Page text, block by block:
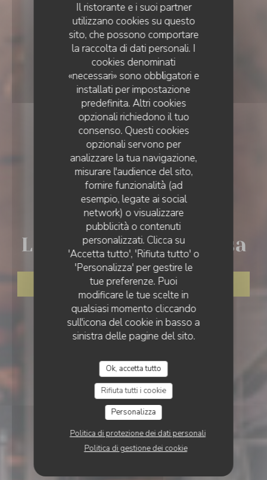
Il ristorante e i suoi partner
utilizzano cookies su questo
sito, che possono comportare
la raccolta di dati personali. I
cookies denominati
«necessari» sono obbligatori e
installati per impostazione
predefinita. Altri cookies
opzionali richiedono il tuo
consenso. Questi cookies
opzionali servono per
analizzare la tua navigazione,
misurare l'audience del sito,
fornire funzionalità (ad
esempio, legate ai social
network) o visualizzare
pubblicità o contenuti
personalizzati. Clicca su
'Accetta tutto', 'Rifiuta tutto' o
'Personalizza' per gestire le
tue preferenze. Puoi
modificare le tue scelte in
qualsiasi momento cliccando
sull'icona del cookie in basso a
sinistra delle pagine del sito.
Ok, accetta tutto
Rifiuta tutti i cookie
Personalizza
Politica di protezione dei dati personali
Politica di gestione dei cookie
RISTORANTE 'NON OLTRE' TRADIZIONALE
MONTPEYROUX
La Terrasse du Mimosa
PRENOTA
LA TERRASSE DU MIMOSA